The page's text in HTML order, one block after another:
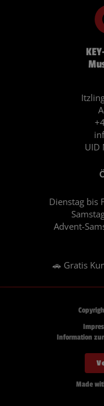
UID
Dienstag bis
Advent-
🚗 Gratis
Information
Made